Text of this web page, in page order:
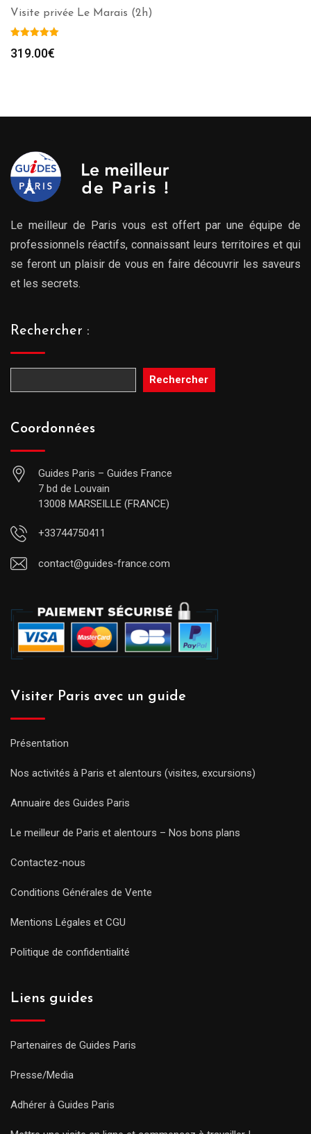
Visite privée Le Marais (2h)
319.00€
Le meilleur de Paris vous est offert par une équipe de
professionnels réactifs, connaissant leurs territoires et qui
se feront un plaisir de vous en faire découvrir les saveurs
et les secrets.
Rechercher :
Rechercher
Coordonnées
Guides Paris – Guides France
7 bd de Louvain
13008 MARSEILLE (FRANCE)
+33744750411
contact@guides-france.com
Visiter Paris avec un guide
Présentation
Nos activités à Paris et alentours (visites, excursions)
Annuaire des Guides Paris
Le meilleur de Paris et alentours – Nos bons plans
Contactez-nous
Conditions Générales de Vente
Mentions Légales et CGU
Politique de confidentialité
Liens guides
Partenaires de Guides Paris
Presse/Media
Adhérer à Guides Paris